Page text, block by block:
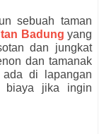
sebuah taman
Badung yang
dan jungkat
dan tamanak
di lapangan
biaya jika ingin